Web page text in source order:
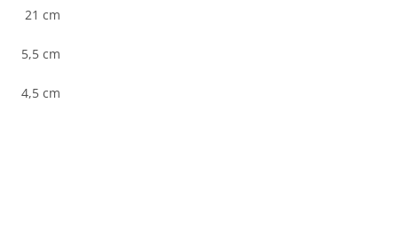
21 cm
5,5 cm
4,5 cm